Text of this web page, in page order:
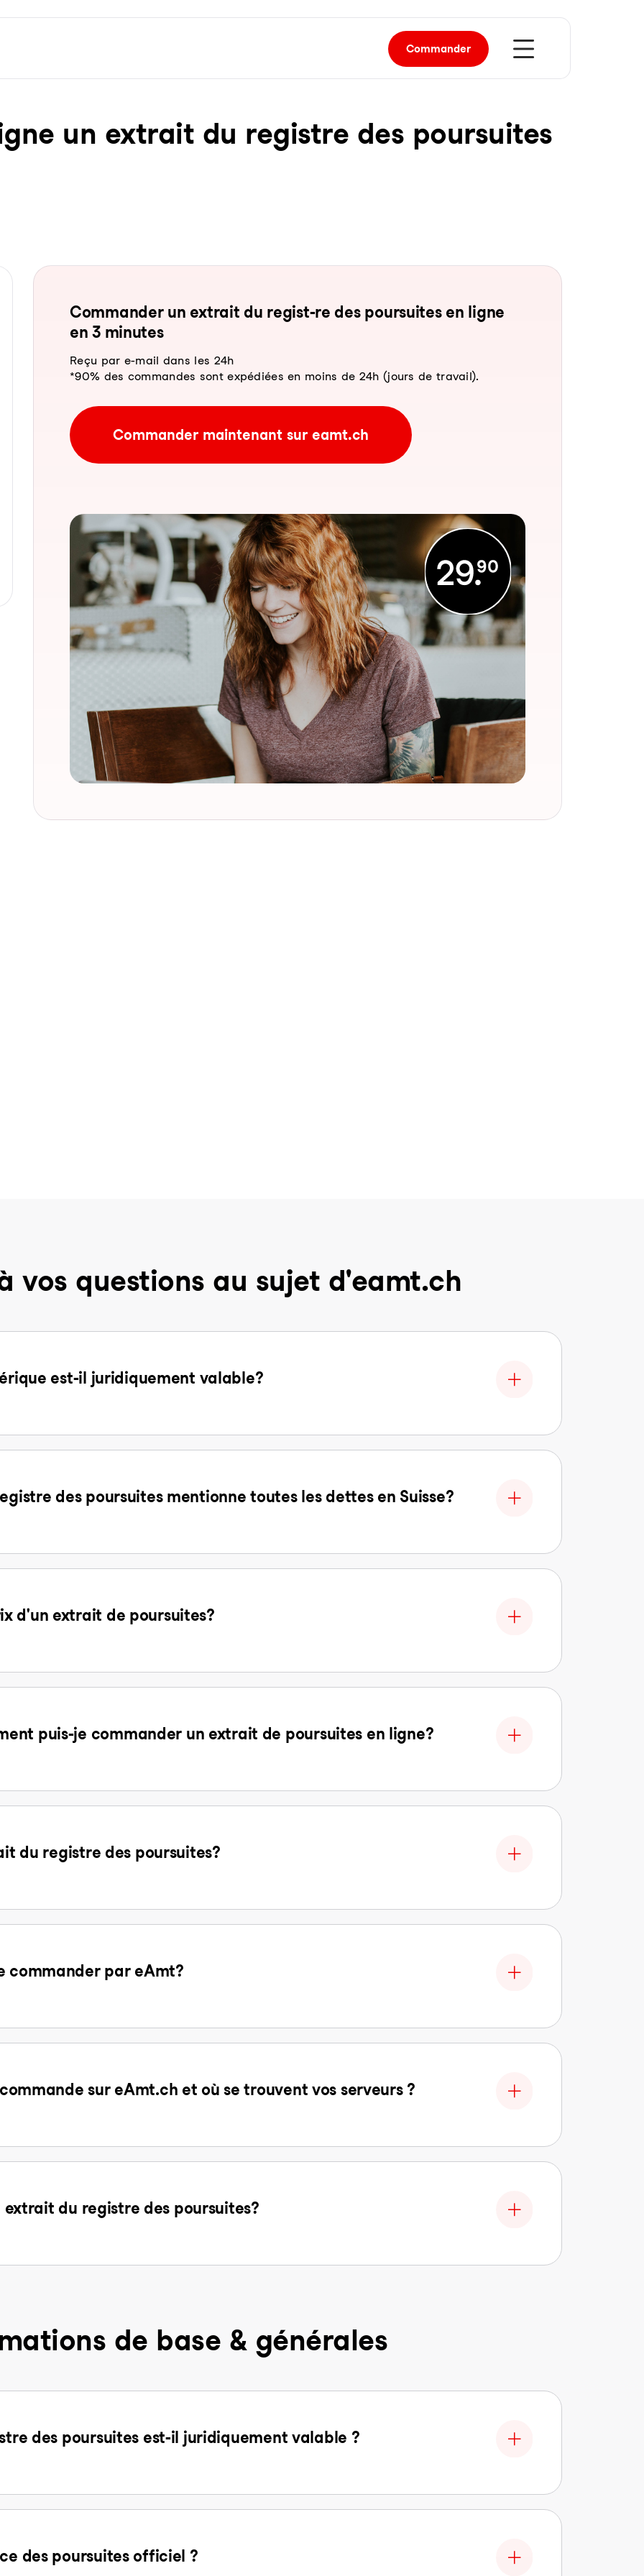
Commander
un ex­trait du re­gist­re des pour­sui­tes
Com­man­der un ex­trait du re­gist-re des pour­sui­tes en li­gne
en 3 mi­nu­tes
Reçu par e-mail dans les 24h
*90% des commandes sont expédiées en moins de 24h (jours de travail).
Commander maintenant sur eamt.ch
vos questions au sujet d'eamt.ch
est-il juridiquement valable?
des poursuites mentionne toutes les dettes en Suisse?
d'un extrait de poursuites?
puis-je commander un extrait de poursuites en ligne?
du registre des poursuites?
commander par eAmt?
sur eAmt.ch et où se trouvent vos serveurs ?
du registre des poursuites?
de base & générales
des poursuites est-il juridiquement valable ?
des poursuites officiel ?